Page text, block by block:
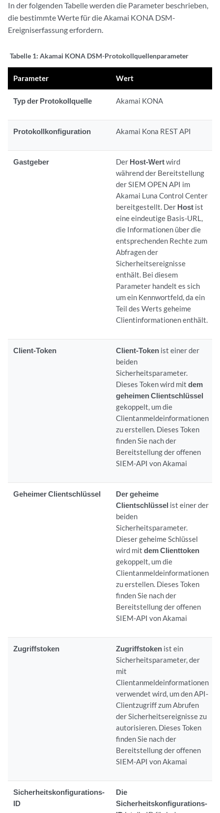
In der folgenden Tabelle werden die Parameter beschrieben,
die bestimmte Werte für die Akamai KONA DSM-
Ereigniserfassung erfordern.
Tabelle 1: Akamai KONA DSM-Protokollquellenparameter
Parameter Wert
Typ der Protokollquelle Akamai KONA
Protokollkonfiguration Akamai Kona REST API
Gastgeber Der Host-Wertwird
während der Bereitstellung
der SIEM OPEN API im
Akamai Luna Control Center
bereitgestellt. Der Host ist
eine eindeutige Basis-URL,
die Informationen über die
entsprechenden Rechte zum
Abfragen der
Sicherheitsereignisse
enthält. Bei diesem
Parameter handelt es sich
um ein Kennwortfeld, da ein
Teil des Werts geheime
Clientinformationen enthält.
Client-Token Client-Token ist einer der
beiden
Sicherheitsparameter.
Dieses Token wird mitdem
geheimen Clientschlüssel
gekoppelt, um die
Clientanmeldeinformationen
zu erstellen. Dieses Token
finden Sie nach der
Bereitstellung der offenen
SIEM-API von Akamai
Geheimer Clientschlüssel
Der geheime
Clientschlüssel ist einer der
beiden
Sicherheitsparameter.
Dieser geheime Schlüssel
wird mitdem Clienttoken
gekoppelt, um die
Clientanmeldeinformationen
zu erstellen. Dieses Token
finden Sie nach der
Bereitstellung der offenen
SIEM-API von Akamai
Zugriffstoken Zugriffstoken ist ein
Sicherheitsparameter, der
mit
Clientanmeldeinformationen
verwendet wird, um den API-
Clientzugriff zum Abrufen
der Sicherheitsereignisse zu
autorisieren. Dieses Token
finden Sie nach der
Bereitstellung der offenen
SIEM-API von Akamai
Sicherheitskonfigurations-
ID
Die
Sicherheitskonfigurations-